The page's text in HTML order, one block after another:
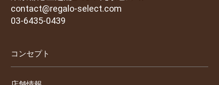
contact@regalo-select.com
03-6435-0439
コンセプト